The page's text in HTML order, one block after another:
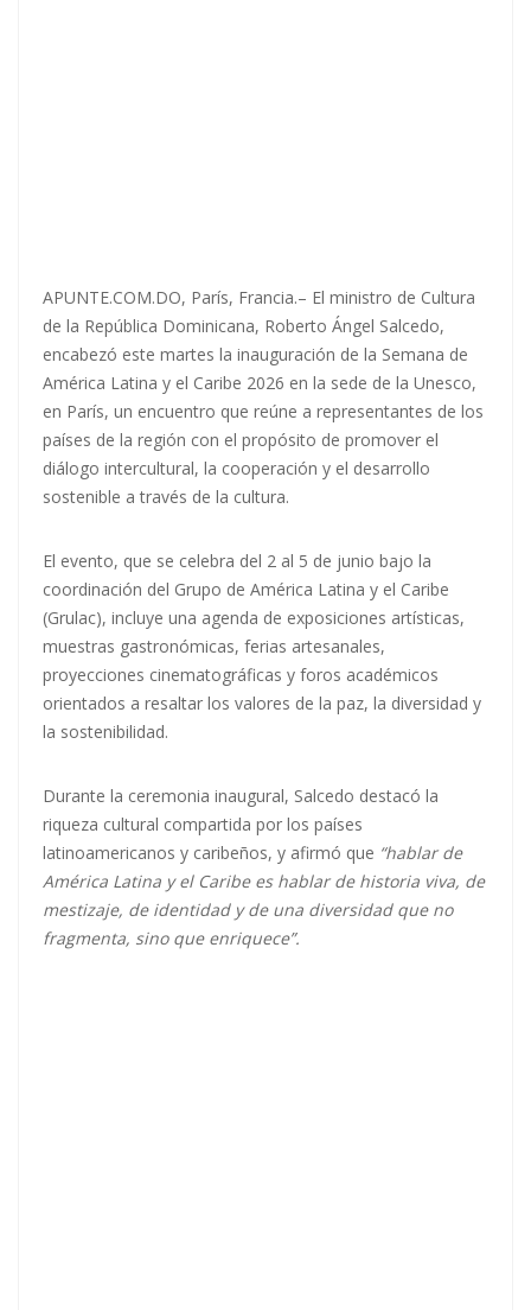
APUNTE.COM.DO, París, Francia.– El ministro de Cultura
de la República Dominicana, Roberto Ángel Salcedo,
encabezó este martes la inauguración de la Semana de
América Latina y el Caribe 2026 en la sede de la Unesco,
en París, un encuentro que reúne a representantes de los
países de la región con el propósito de promover el
diálogo intercultural, la cooperación y el desarrollo
sostenible a través de la cultura.
El evento, que se celebra del 2 al 5 de junio bajo la
coordinación del Grupo de América Latina y el Caribe
(Grulac), incluye una agenda de exposiciones artísticas,
muestras gastronómicas, ferias artesanales,
proyecciones cinematográficas y foros académicos
orientados a resaltar los valores de la paz, la diversidad y
la sostenibilidad.
Durante la ceremonia inaugural, Salcedo destacó la
riqueza cultural compartida por los países
latinoamericanos y caribeños, y afirmó que “hablar de
América Latina y el Caribe es hablar de historia viva, de
mestizaje, de identidad y de una diversidad que no
fragmenta, sino que enriquece”.